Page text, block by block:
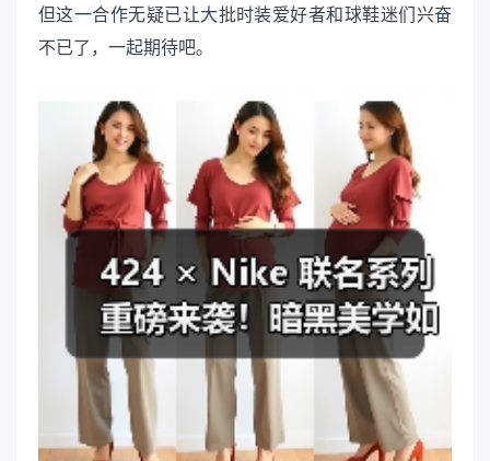
但这一合作无疑已让大批时装爱好者和球鞋迷们兴奋
不已了，一起期待吧。